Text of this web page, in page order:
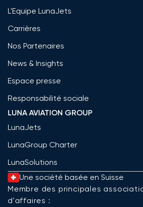
L'Equipe LunaJets
Carrières
Nos Partenaires
News & Insights
Espace presse
Responsabilité sociale
LUNA AVIATION GROUP
LunaJets
LunaGroup Charter
LunaSolutions
Une société basée en Suisse
Membre des principales
d'affaires :